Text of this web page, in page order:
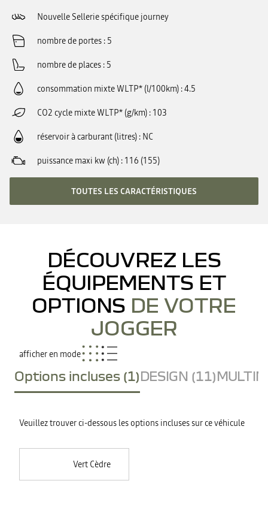
Nouvelle Sellerie spécifique journey
nombre de portes 5
nombre de places 5
consommation mixte WLTP* (l/100km) 4.5
CO2 cycle mixte WLTP* (g/km) 103
réservoir à carburant (litres) NC
puissance maxi kw (ch) 116 (155)
TOUTES LES CARACTÉRISTIQUES
DÉCOUVREZ LES
ÉQUIPEMENTS ET
OPTIONS DE VOTRE
JOGGER
afficher en mode
Options incluses (1)DESIGN (11)
Veuillez trouver ci-dessous les options incluses sur ce véhicule
Vert Cèdre